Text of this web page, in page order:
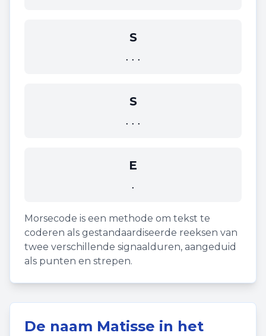
S
...
S
...
E
.
Morsecode is een methode om tekst te
coderen als gestandaardiseerde reeksen van
twee verschillende signaalduren, aangeduid
als punten en strepen.
De naam Matisse in het